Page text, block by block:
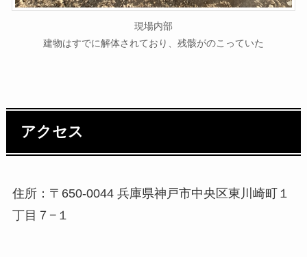
現場内部
建物はすでに解体されており、残骸がのこっていた
アクセス
住所：〒650-0044 兵庫県神戸市中央区東川崎町１
丁目７−１